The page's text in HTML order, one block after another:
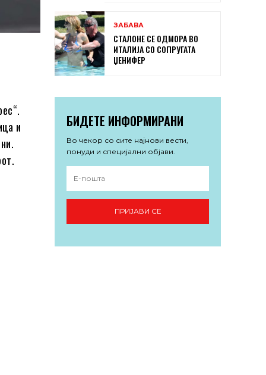
и
ЗАБАВА
СТАЛОНЕ СЕ ОДМОРА ВО
ИТАЛИЈА СО СОПРУГАТА
ЏЕНИФЕР
БИДЕТЕ ИНФОРМИРАНИ
Во чекор со сите најнови вести,
понуди и специјални објави.
ПРИЈАВИ СЕ